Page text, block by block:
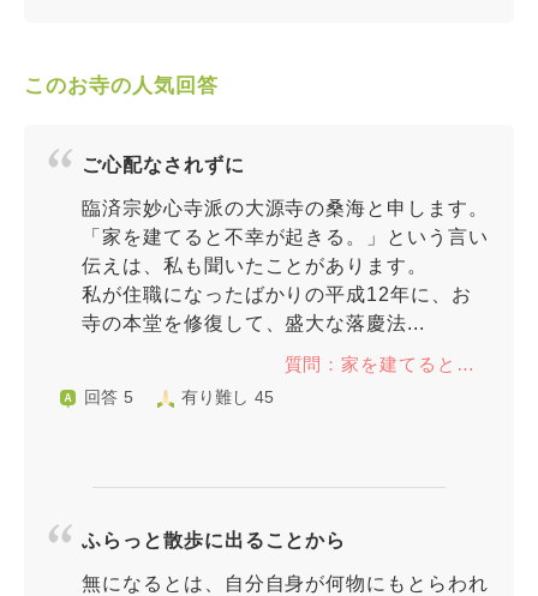
このお寺の人気回答
ご心配なされずに
臨済宗妙心寺派の大源寺の桑海と申します。
「家を建てると不幸が起きる。」という言い
伝えは、私も聞いたことがあります。
私が住職になったばかりの平成12年に、お
寺の本堂を修復して、盛大な落慶法...
質問：家を建てると…
回答 5 有り難し 45
ふらっと散歩に出ることから
無になるとは、自分自身が何物にもとらわれ